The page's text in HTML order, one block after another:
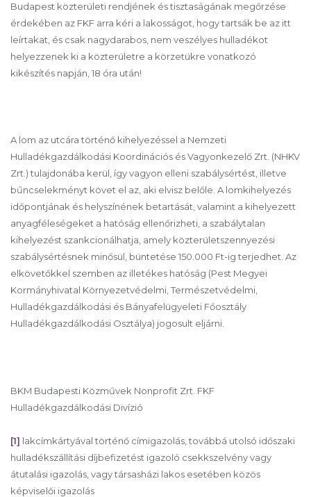
Budapest közterületi rendjének és tisztaságának megőrzése
érdekében az FKF arra kéri a lakosságot, hogy tartsák be az itt
leírtakat, és csak nagydarabos, nem veszélyes hulladékot
helyezzenek ki a közterületre a körzetükre vonatkozó
kikészítés napján, 18 óra után!
A lom az utcára történő kihelyezéssel a Nemzeti
Hulladékgazdálkodási Koordinációs és Vagyonkezelő Zrt. (NHKV
Zrt.) tulajdonába kerül, így vagyon elleni szabálysértést, illetve
bűncselekményt követ el az, aki elvisz belőle. A lomkihelyezés
időpontjának és helyszínének betartását, valamint a kihelyezett
anyagféleségeket a hatóság ellenőrizheti, a szabálytalan
kihelyezést szankcionálhatja, amely közterületszennyezési
szabálysértésnek minősül, büntetése 150.000 Ft-ig terjedhet. Az
elkövetőkkel szemben az illetékes hatóság (Pest Megyei
Kormányhivatal Környezetvédelmi, Természetvédelmi,
Hulladékgazdálkodási és Bányafelügyeleti Főosztály
Hulladékgazdálkodási Osztálya) jogosult eljárni.
BKM Budapesti Közművek Nonprofit Zrt. FKF
Hulladékgazdálkodási Divízió
[1] lakcímkártyával történő címigazolás, továbbá utolsó időszaki
hulladékszállítási díjbefizetést igazoló csekkszelvény vagy
átutalási igazolás, vagy társasházi lakos esetében közös
képviselői igazolás